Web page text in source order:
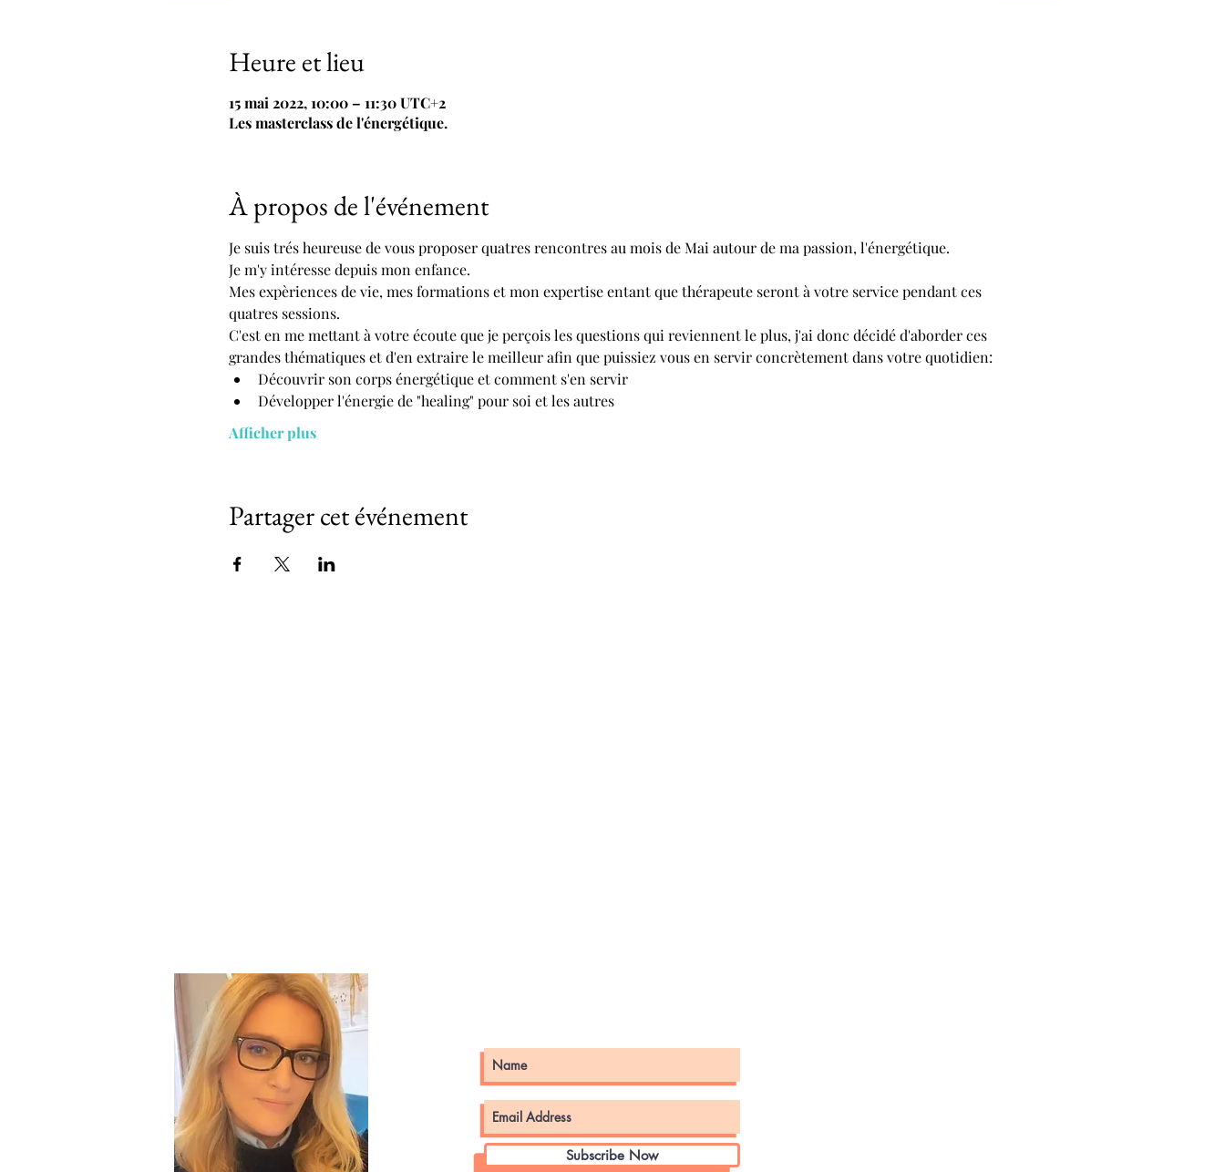
Heure et lieu
15 mai 2022, 10:00 – 11:30 UTC+2
Les masterclass de l'énergétique.
À propos de l'événement
Je suis trés heureuse de vous proposer quatres rencontres au mois de Mai autour de ma passion, l'énergétique.
Je m'y intéresse depuis mon enfance.
Mes expèriences de vie, mes formations et mon expertise entant que thérapeute seront à votre service pendant ces
quatres sessions.
C'est en me mettant à votre écoute que je perçois les questions qui reviennent le plus, j'ai donc décidé d'aborder ces
grandes thématiques et d'en extraire le meilleur afin que puissiez vous en servir concrètement dans votre quotidien:
Découvrir son corps énergétique et comment s'en servir
Développer l'énergie de "healing" pour soi et les autres
Afficher plus
Partager cet événement
Subscribe Now